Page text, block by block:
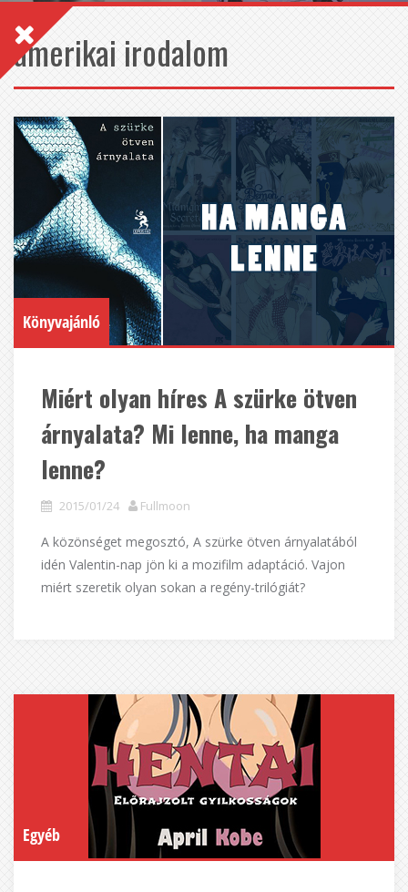
amerikai irodalom
Könyvajánló
Miért olyan híres A szürke ötven
árnyalata? Mi lenne, ha manga
lenne?
2015/01/24 Fullmoon
A közönséget megosztó, A szürke ötven árnyalatából
idén Valentin-nap jön ki a mozifilm adaptáció. Vajon
miért szeretik olyan sokan a regény-trilógiát?
Egyéb